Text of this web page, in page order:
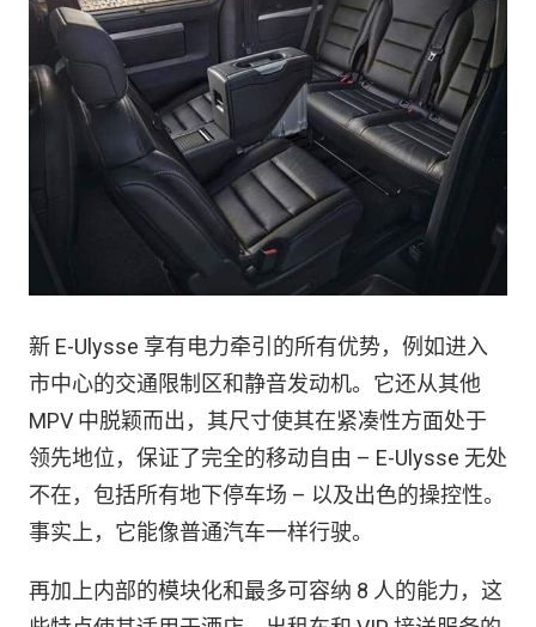
新 E-Ulysse 享有电力牵引的所有优势，例如进入
市中心的交通限制区和静音发动机。它还从其他
MPV 中脱颖而出，其尺寸使其在紧凑性方面处于
领先地位，保证了完全的移动自由 – E-Ulysse 无处
不在，包括所有地下停车场 – 以及出色的操控性。
事实上，它能像普通汽车一样行驶。
再加上内部的模块化和最多可容纳 8 人的能力，这